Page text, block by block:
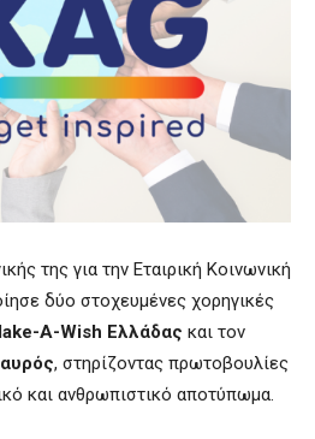
της για την Εταιρική Κοινωνική
δύο στοχευμένες χορηγικές
A-Wish Ελλάδας και τον
, στηρίζοντας πρωτοβουλίες
και ανθρωπιστικό αποτύπωμα.